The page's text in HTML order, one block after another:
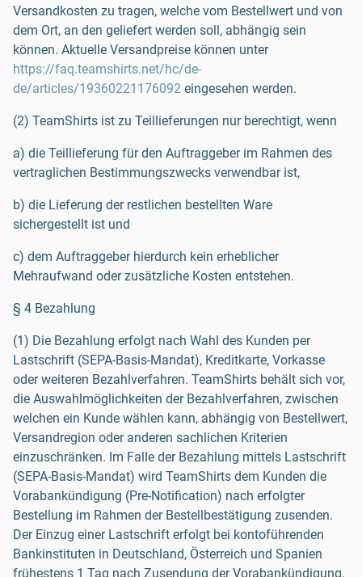
Versandkosten zu tragen, welche vom Bestellwert und von
dem Ort, an den geliefert werden soll, abhängig sein
können. Aktuelle Versandpreise können unter
https://faq.teamshirts.net/hc/de-
de/articles/19360221176092 eingesehen werden.
(2) TeamShirts ist zu Teillieferungen nur berechtigt, wenn
a) die Teillieferung für den Auftraggeber im Rahmen des
vertraglichen Bestimmungszwecks verwendbar ist,
b) die Lieferung der restlichen bestellten Ware
sichergestellt ist und
c) dem Auftraggeber hierdurch kein erheblicher
Mehraufwand oder zusätzliche Kosten entstehen.
§ 4 Bezahlung
(1) Die Bezahlung erfolgt nach Wahl des Kunden per
Lastschrift (SEPA-Basis-Mandat), Kreditkarte, Vorkasse
oder weiteren Bezahlverfahren. TeamShirts behält sich vor,
die Auswahlmöglichkeiten der Bezahlverfahren, zwischen
welchen ein Kunde wählen kann, abhängig von Bestellwert,
Versandregion oder anderen sachlichen Kriterien
einzuschränken. Im Falle der Bezahlung mittels Lastschrift
(SEPA-Basis-Mandat) wird TeamShirts dem Kunden die
Vorabankündigung (Pre-Notification) nach erfolgter
Bestellung im Rahmen der Bestellbestätigung zusenden.
Der Einzug einer Lastschrift erfolgt bei kontoführenden
Bankinstituten in Deutschland, Österreich und Spanien
frühestens 1 Tag nach Zusendung der Vorabankündigung,